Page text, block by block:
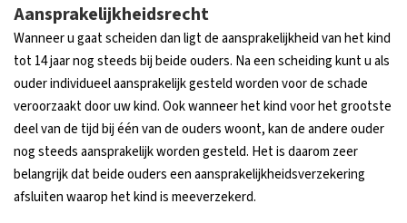
Aansprakelijkheidsrecht
Wanneer u gaat scheiden dan ligt de aansprakelijkheid van het kind
tot 14 jaar nog steeds bij beide ouders. Na een scheiding kunt u als
ouder individueel aansprakelijk gesteld worden voor de schade
veroorzaakt door uw kind. Ook wanneer het kind voor het grootste
deel van de tijd bij één van de ouders woont, kan de andere ouder
nog steeds aansprakelijk worden gesteld. Het is daarom zeer
belangrijk dat beide ouders een aansprakelijkheidsverzekering
afsluiten waarop het kind is meeverzekerd.